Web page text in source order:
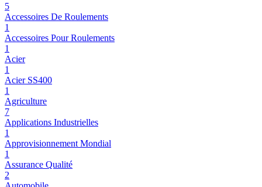
5
Accessoires De Roulements
1
Accessoires Pour Roulements
1
Acier
1
Acier SS400
1
Agriculture
7
Applications Industrielles
1
Approvisionnement Mondial
1
Assurance Qualité
2